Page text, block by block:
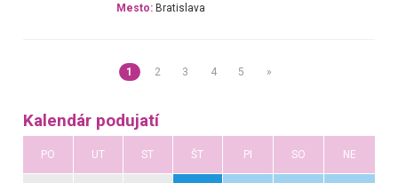
Mesto: Bratislava
1 2 3 4 5 »
Kalendár podujatí
PO UT ST ŠT PI SO NE